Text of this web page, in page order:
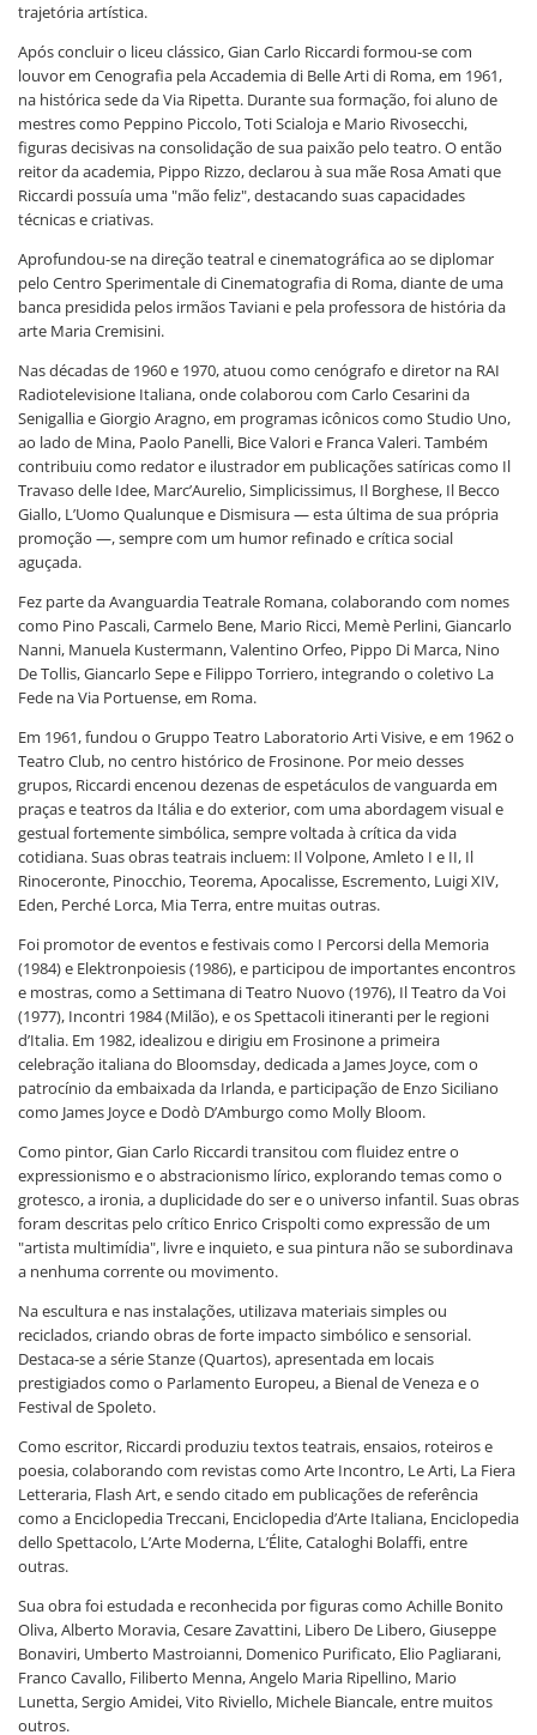
trajetória artística.
Após concluir o liceu clássico, Gian Carlo Riccardi formou-se com
louvor em Cenografia pela Accademia di Belle Arti di Roma, em 1961,
na histórica sede da Via Ripetta. Durante sua formação, foi aluno de
mestres como Peppino Piccolo, Toti Scialoja e Mario Rivosecchi,
figuras decisivas na consolidação de sua paixão pelo teatro. O então
reitor da academia, Pippo Rizzo, declarou à sua mãe Rosa Amati que
Riccardi possuía uma "mão feliz", destacando suas capacidades
técnicas e criativas.
Aprofundou-se na direção teatral e cinematográfica ao se diplomar
pelo Centro Sperimentale di Cinematografia di Roma, diante de uma
banca presidida pelos irmãos Taviani e pela professora de história da
arte Maria Cremisini.
Nas décadas de 1960 e 1970, atuou como cenógrafo e diretor na RAI
Radiotelevisione Italiana, onde colaborou com Carlo Cesarini da
Senigallia e Giorgio Aragno, em programas icônicos como Studio Uno,
ao lado de Mina, Paolo Panelli, Bice Valori e Franca Valeri. Também
contribuiu como redator e ilustrador em publicações satíricas como Il
Travaso delle Idee, Marc’Aurelio, Simplicissimus, Il Borghese, Il Becco
Giallo, L’Uomo Qualunque e Dismisura — esta última de sua própria
promoção —, sempre com um humor refinado e crítica social
aguçada.
Fez parte da Avanguardia Teatrale Romana, colaborando com nomes
como Pino Pascali, Carmelo Bene, Mario Ricci, Memè Perlini, Giancarlo
Nanni, Manuela Kustermann, Valentino Orfeo, Pippo Di Marca, Nino
De Tollis, Giancarlo Sepe e Filippo Torriero, integrando o coletivo La
Fede na Via Portuense, em Roma.
Em 1961, fundou o Gruppo Teatro Laboratorio Arti Visive, e em 1962 o
Teatro Club, no centro histórico de Frosinone. Por meio desses
grupos, Riccardi encenou dezenas de espetáculos de vanguarda em
praças e teatros da Itália e do exterior, com uma abordagem visual e
gestual fortemente simbólica, sempre voltada à crítica da vida
cotidiana. Suas obras teatrais incluem: Il Volpone, Amleto I e II, Il
Rinoceronte, Pinocchio, Teorema, Apocalisse, Escremento, Luigi XIV,
Eden, Perché Lorca, Mia Terra, entre muitas outras.
Foi promotor de eventos e festivais como I Percorsi della Memoria
(1984) e Elektronpoiesis (1986), e participou de importantes encontros
e mostras, como a Settimana di Teatro Nuovo (1976), Il Teatro da Voi
(1977), Incontri 1984 (Milão), e os Spettacoli itineranti per le regioni
d’Italia. Em 1982, idealizou e dirigiu em Frosinone a primeira
celebração italiana do Bloomsday, dedicada a James Joyce, com o
patrocínio da embaixada da Irlanda, e participação de Enzo Siciliano
como James Joyce e Dodò D’Amburgo como Molly Bloom.
Como pintor, Gian Carlo Riccardi transitou com fluidez entre o
expressionismo e o abstracionismo lírico, explorando temas como o
grotesco, a ironia, a duplicidade do ser e o universo infantil. Suas obras
foram descritas pelo crítico Enrico Crispolti como expressão de um
"artista multimídia", livre e inquieto, e sua pintura não se subordinava
a nenhuma corrente ou movimento.
Na escultura e nas instalações, utilizava materiais simples ou
reciclados, criando obras de forte impacto simbólico e sensorial.
Destaca-se a série Stanze (Quartos), apresentada em locais
prestigiados como o Parlamento Europeu, a Bienal de Veneza e o
Festival de Spoleto.
Como escritor, Riccardi produziu textos teatrais, ensaios, roteiros e
poesia, colaborando com revistas como Arte Incontro, Le Arti, La Fiera
Letteraria, Flash Art, e sendo citado em publicações de referência
como a Enciclopedia Treccani, Enciclopedia d’Arte Italiana, Enciclopedia
dello Spettacolo, L’Arte Moderna, L’Élite, Cataloghi Bolaffi, entre
outras.
Sua obra foi estudada e reconhecida por figuras como Achille Bonito
Oliva, Alberto Moravia, Cesare Zavattini, Libero De Libero, Giuseppe
Bonaviri, Umberto Mastroianni, Domenico Purificato, Elio Pagliarani,
Franco Cavallo, Filiberto Menna, Angelo Maria Ripellino, Mario
Lunetta, Sergio Amidei, Vito Riviello, Michele Biancale, entre muitos
outros.